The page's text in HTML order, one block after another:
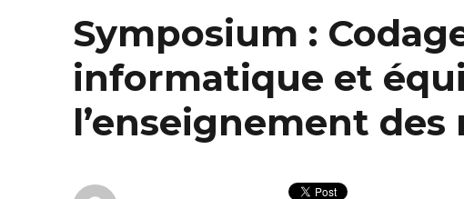
Symposium :
informatique et
l’enseignement